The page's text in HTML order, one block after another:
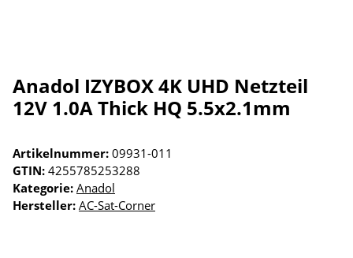
Anadol IZYBOX 4K UHD Netzteil
12V 1.0A Thick HQ 5.5x2.1mm
Artikelnummer: 09931-011
GTIN: 4255785253288
Kategorie: Anadol
Hersteller: AC-Sat-Corner